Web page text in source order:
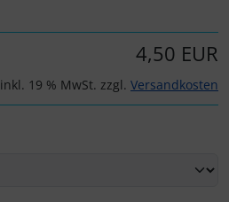
4,50 EUR
inkl. 19 % MwSt. zzgl. Versandkosten